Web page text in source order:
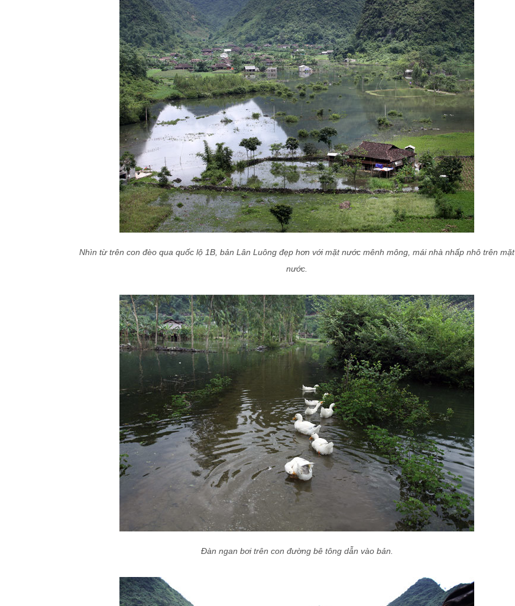
Nhìn từ trên con đèo qua quốc lộ 1B, bản Lân Luông đẹp hơn với mặt nước mênh mông, mái nhà nhấp nhô trên mặt
nước.
Đàn ngan bơi trên con đường bê tông dẫn vào bản.